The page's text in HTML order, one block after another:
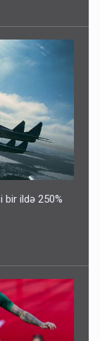
bir ildə 250%